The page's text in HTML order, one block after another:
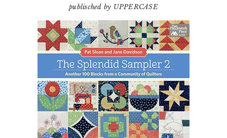
publisched by UPPERCASE